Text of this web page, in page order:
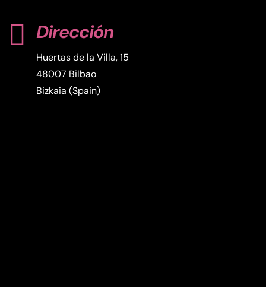
 Dirección
Huertas de la Villa, 15
48007 Bilbao
Bizkaia (Spain)